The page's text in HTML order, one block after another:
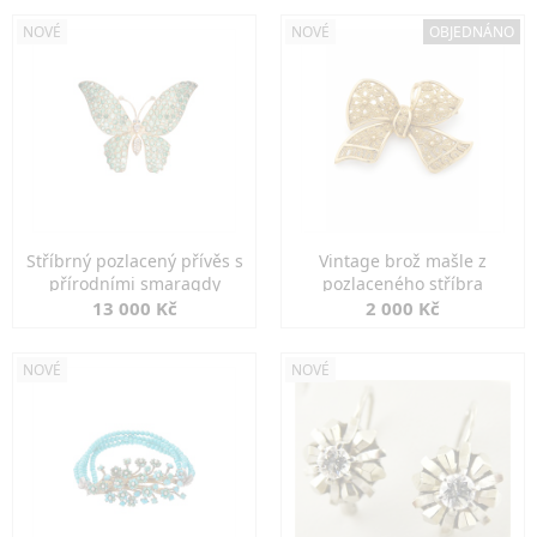
NOVÉ
Stříbrný pozlacený přívěs s
přírodními smaragdy
13 000 Kč
NOVÉ OBJEDNÁNO
Vintage brož mašle z
pozlaceného stříbra
2 000 Kč
NOVÉ NOVÉ